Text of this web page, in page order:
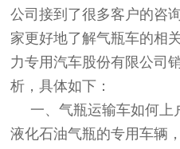
公司接到了很多客户的咨
家更好地了解气瓶车的相
力专用汽车股份有限公司
析，具体如下：
一、气瓶运输车如何上
液化石油气瓶的专用车辆